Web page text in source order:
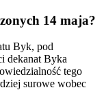
14 maja?
Byk, pod
dekanat Byka
tego
surowe wobec